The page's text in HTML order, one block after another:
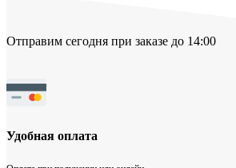
Отправим сегодня при заказе до 14:00
Удобная оплата